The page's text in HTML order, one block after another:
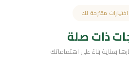
اختيارات مقترحة لك
ذات صلة
بعناية بناءً على اهتماماتك